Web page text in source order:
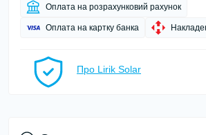
Оплата на розрахунковий рахунок
Оплата на картку банка
Про Lirik Solar